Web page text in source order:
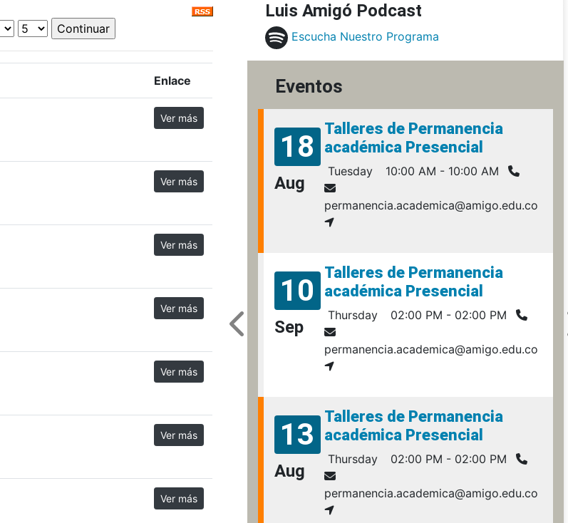
Enlace
Ver más
Ver más
Ver más
Ver más
Ver más
Ver más
Ver más
Luis Amigó Podcast
Escucha Nuestro Programa
Eventos
18
Aug
Talleres de Permanencia
académica Presencial
Tuesday 10:00 AM - 10:00 AM
permanencia.academica@amigo.edu.co
10
Sep
Talleres de Permanencia
académica Presencial
Thursday 02:00 PM - 02:00 PM
permanencia.academica@amigo.edu.co
13
Aug
Talleres de Permanencia
académica Presencial
Thursday 02:00 PM - 02:00 PM
permanencia.academica@amigo.edu.co